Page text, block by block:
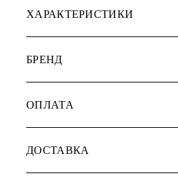
ХАРАКТЕРИСТИКИ
БРЕНД
ОПЛАТА
ДОСТАВКА